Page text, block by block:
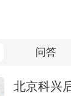
问答
北京科兴